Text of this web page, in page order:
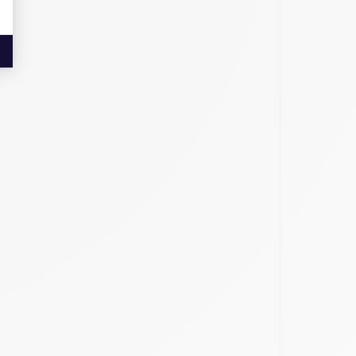
près.
respectivement 150,9 x 75,7 x 8,3 mm et 194
des boutons et des caméras est conçue pour
d'une résolution de 1 792 x 828 pixels.
Liquid Retina LCD. L'écran couvre la majeure